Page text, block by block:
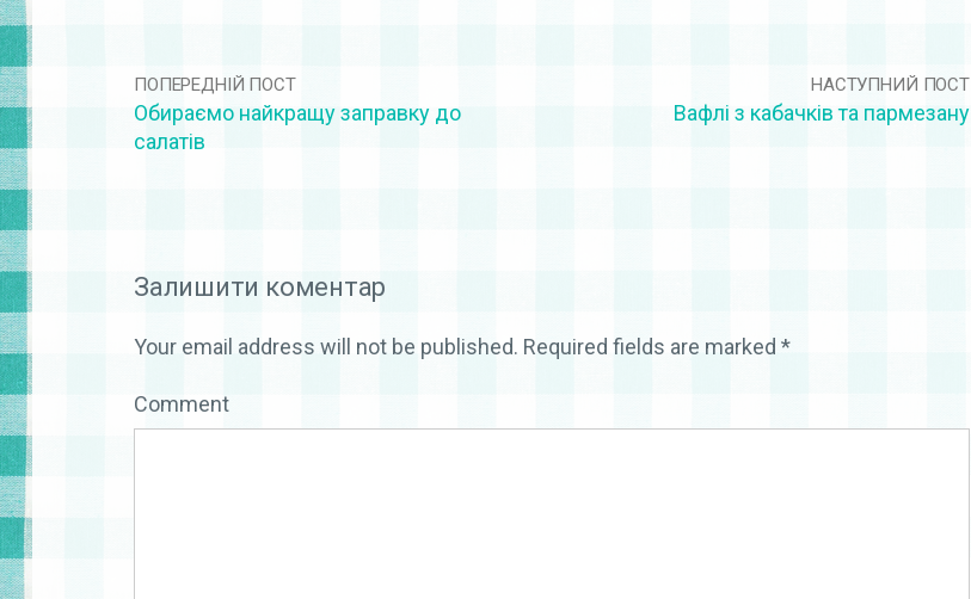
ПОПЕРЕДНІЙ ПОСТ
Обираємо найкращу заправку до
салатів
НАСТУПНИЙ ПОСТ
Вафлі з кабачків та пармезану
Залишити коментар
Your email address will not be published. Required fields are marked *
Comment